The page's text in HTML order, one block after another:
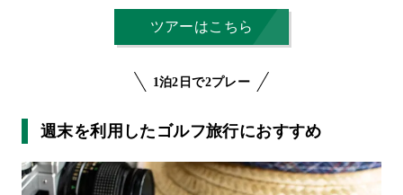
ツアーはこちら
1泊2日で2プレー
週末を利用したゴルフ旅行におすすめ